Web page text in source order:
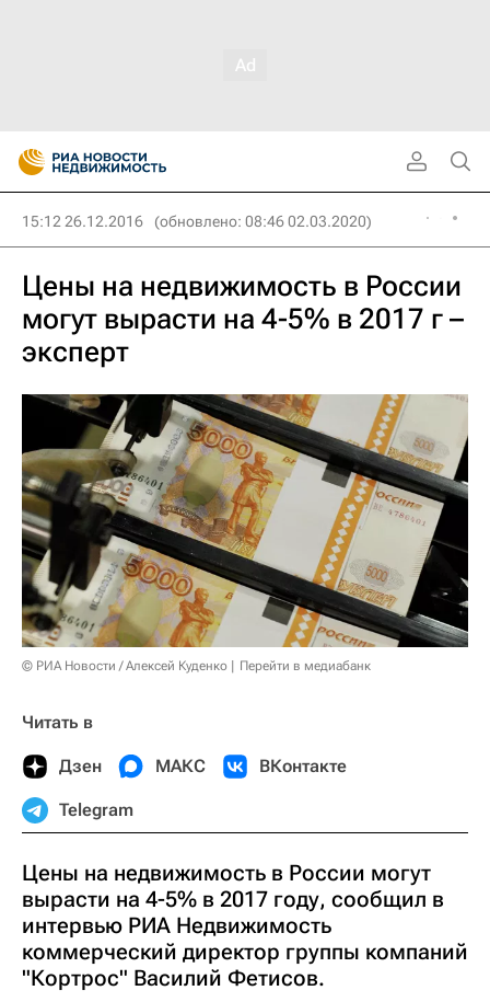
15:12 26.12.2016 (обновлено: 08:46 02.03.2020)
Цены на недвижимость в России
могут вырасти на 4-5% в 2017 г –
эксперт
© РИА Новости / Алексей Куденко Перейти в медиабанк
Читать в
Дзен МАКС ВКонтакте
Telegram
Цены на недвижимость в России могут
вырасти на 4-5% в 2017 году, сообщил в
интервью РИА Недвижимость
коммерческий директор группы компаний
"Кортрос" Василий Фетисов.